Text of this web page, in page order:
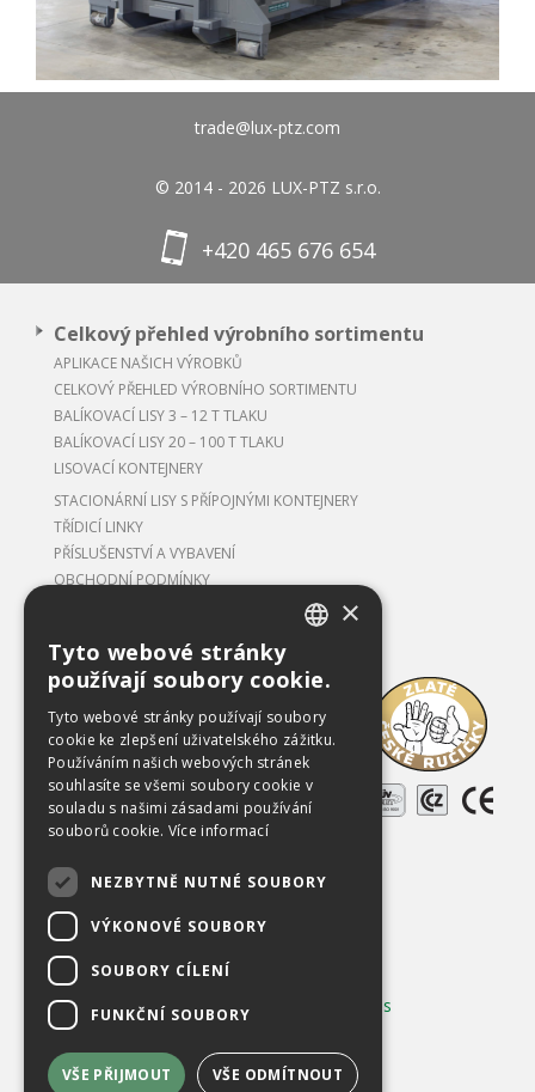
trade@lux-ptz.com
© 2014 - 2026 LUX-PTZ s.r.o.
+420 465 676 654
Celkový přehled výrobního sortimentu
APLIKACE NAŠICH VÝROBKŮ
CELKOVÝ PŘEHLED VÝROBNÍHO SORTIMENTU
BALÍKOVACÍ LISY 3 – 12 T TLAKU
BALÍKOVACÍ LISY 20 – 100 T TLAKU
LISOVACÍ KONTEJNERY
STACIONÁRNÍ LISY S PŘÍPOJNÝMI KONTEJNERY
TŘÍDICÍ LINKY
PŘÍSLUŠENSTVÍ A VYBAVENÍ
OBCHODNÍ PODMÍNKY
Ke stažení
O společnosti
Kariéra
Reference
Kontakty
Chráněno službou reCAPTCHA
Ochrana soukromí
- Smluvní podmínky
Používání cookies|Změnit nastavení cookies
×
Tyto webové stránky
používají soubory cookie.
Tyto webové stránky používají soubory
cookie ke zlepšení uživatelského zážitku.
Používáním našich webových stránek
souhlasíte se všemi soubory cookie v
souladu s našimi zásadami používání
souborů cookie. Více informací
NEZBYTNĚ NUTNÉ SOUBORY
VÝKONOVÉ SOUBORY
SOUBORY CÍLENÍ
FUNKČNÍ SOUBORY
VŠE PŘIJMOUT VŠE ODMÍTNOUT